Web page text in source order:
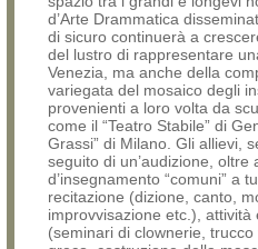
d’Arte Drammatica
di sicuro continuerà a
del lustro di rappresentare
Venezia, ma anche della
variegata del mosaico degli
provenienti a loro volta da
come il “Teatro Stabile” di
Grassi” di Milano. Gli allievi,
seguito di un’audizione, oltre
d’insegnamento “comuni” a
recitazione (dizione, canto,
improvvisazione etc.), attività
(seminari di clownerie,